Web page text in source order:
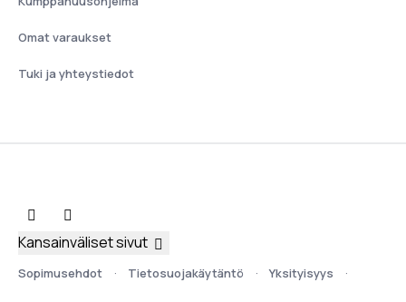
Omat varaukset
Tuki ja yhteystiedot
Sopimusehdot Tietosuojakäytäntö Yksityisyys
Kansainväliset sivut